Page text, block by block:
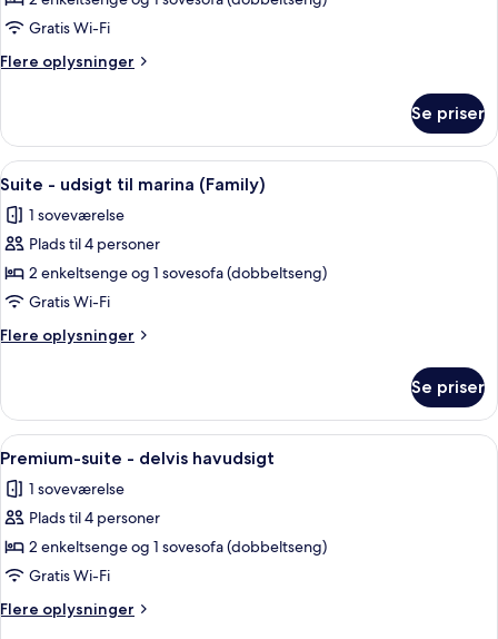
-
udsigt
til
Gratis Wi-Fi
Flere oplysninger
Flere
-
udsigt
til
Se priser
Indlæs
alle
billeder
af
Suite
-
udsigt
til
(Family)
Et hotelværelse med en seng, et
6
Suite - udsigt til marina (Family)
1 soveværelse
Plads til 4 personer
2 enkeltsenge og 1 sovesofa (dobbeltseng)
Gratis Wi-Fi
Flere oplysninger
Flere
-
udsigt
til
(Family)
Se priser
Indlæs
alle
billeder
af
Premium-
suite
-
delvis
Et hotelværelse med seng, et
7
Premium-suite - delvis havudsigt
1 soveværelse
Plads til 4 personer
2 enkeltsenge og 1 sovesofa (dobbeltseng)
Gratis Wi-Fi
Flere oplysninger
Flere